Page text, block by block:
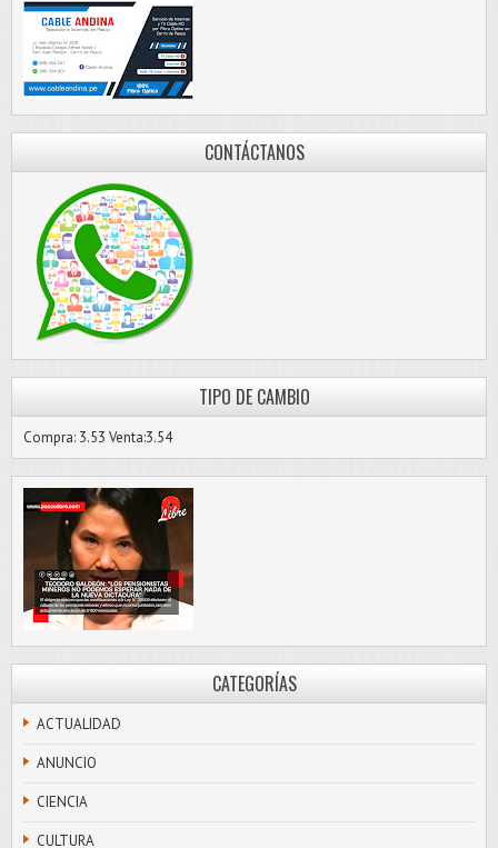
CONTÁCTANOS
TIPO DE CAMBIO
Compra: 3.53 Venta:3.54
CATEGORÍAS
ACTUALIDAD
ANUNCIO
CIENCIA
CULTURA